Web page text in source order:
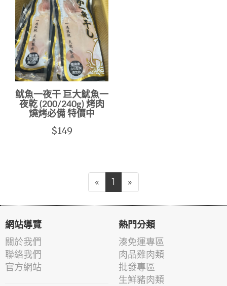
鱿魚一夜干 巨大魷魚一
夜乾 (200/240g) 烤肉
燒烤必備 特價中
$149
« 1 »
網站導覽
關於我們
聯絡我們
官方網站
熱門分類
湊免運專區
肉品雞肉類
批發專區
生鮮豬肉類